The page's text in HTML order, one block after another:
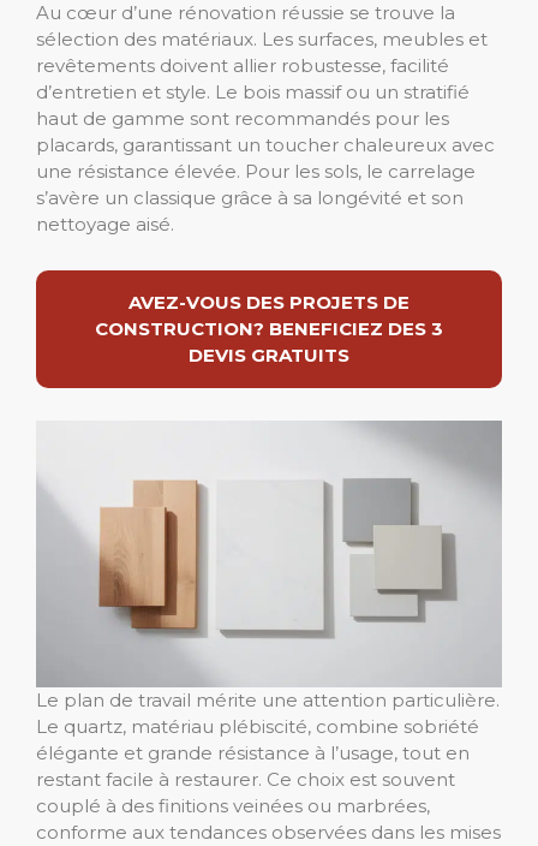
Au cœur d’une rénovation réussie se trouve la
sélection des matériaux. Les surfaces, meubles et
revêtements doivent allier robustesse, facilité
d’entretien et style. Le bois massif ou un stratifié
haut de gamme sont recommandés pour les
placards, garantissant un toucher chaleureux avec
une résistance élevée. Pour les sols, le carrelage
s’avère un classique grâce à sa longévité et son
nettoyage aisé.
AVEZ-VOUS DES PROJETS DE
CONSTRUCTION? BENEFICIEZ DES 3
DEVIS GRATUITS
Le plan de travail mérite une attention particulière.
Le quartz, matériau plébiscité, combine sobriété
élégante et grande résistance à l’usage, tout en
restant facile à restaurer. Ce choix est souvent
couplé à des finitions veinées ou marbrées,
conforme aux tendances observées dans les mises